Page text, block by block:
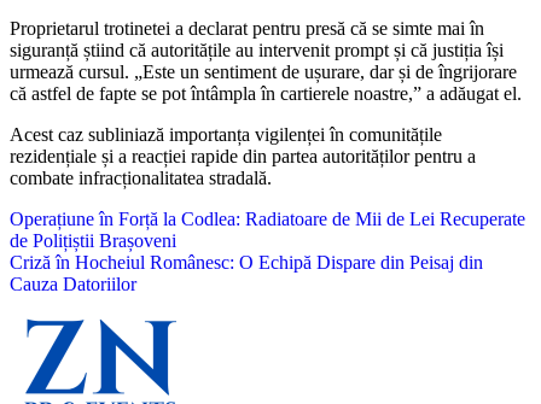
Proprietarul trotinetei a declarat pentru presă că se simte mai în
siguranță știind că autoritățile au intervenit prompt și că justiția își
urmează cursul. „Este un sentiment de ușurare, dar și de îngrijorare
că astfel de fapte se pot întâmpla în cartierele noastre,” a adăugat el.
Acest caz subliniază importanța vigilenței în comunitățile
rezidențiale și a reacției rapide din partea autorităților pentru a
combate infracționalitatea stradală.
Navigare
în
articole
Operațiune în Forță la Codlea: Radiatoare de Mii de Lei Recuperate
de Polițiștii Brașoveni
Criză în Hocheiul Românesc: O Echipă Dispare din Peisaj din
Cauza Datoriilor